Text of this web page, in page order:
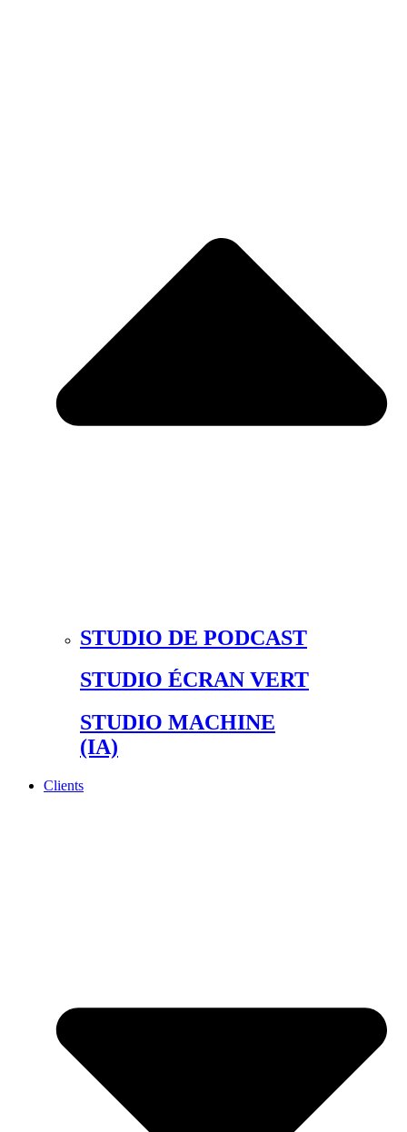
STUDIO DE PODCAST
STUDIO ÉCRAN VERT
STUDIO MACHINE
(IA)
Clients